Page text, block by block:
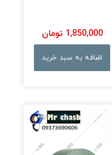
1,850,000 تومان
اضافه به سبد خرید